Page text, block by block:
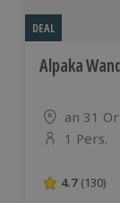
DEAL
Alpaka
Standort
an 31
Anzahl der
1 Pers.
4.7 von 5
4.7 (130)